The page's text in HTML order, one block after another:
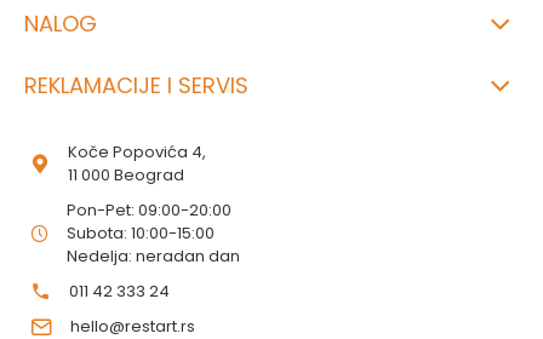
NALOG
REKLAMACIJE I SERVIS
Koče Popovića 4,
11 000 Beograd
Pon-Pet: 09:00-20:00
Subota: 10:00-15:00
Nedelja: neradan dan
011 42 333 24
hello@restart.rs